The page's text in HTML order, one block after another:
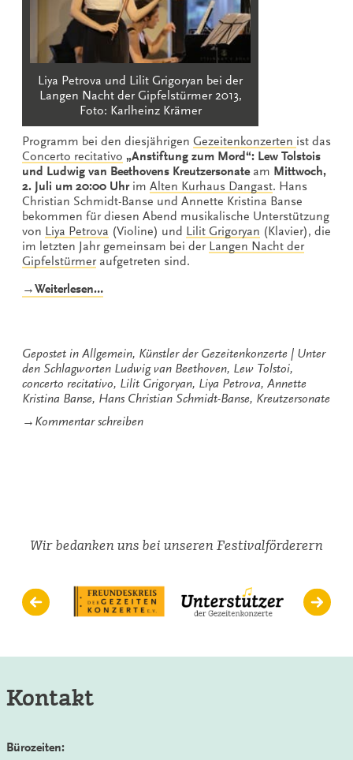
Liya Petrova und Lilit Grigoryan bei der
Langen Nacht der Gipfelstürmer 2013,
Foto: Karlheinz Krämer
Programm bei den diesjährigen Gezeitenkonzerten ist das
Concerto recitativo „Anstiftung zum Mord“: Lew Tolstois
und Ludwig van Beethovens Kreutzersonateam Mittwoch,
2. Juli um 20:00 Uhrim Alten Kurhaus Dangast. Hans
Christian Schmidt-Banse und Annette Kristina Banse
bekommen für diesen Abend musikalische Unterstützung
von Liya Petrova (Violine) und Lilit Grigoryan (Klavier), die
im letzten Jahr gemeinsam bei der Langen Nacht der
Gipfelstürmeraufgetreten sind.
→Weiterlesen…„„Anstiftung
Tolstois
und
Ludwig
van
Kreutzersonate“
Gepostet in Allgemein, Künstler der Gezeitenkonzerte
Unter
den Schlagworten Ludwig van Beethoven, Lew Tolstoi,
concerto recitativo, Lilit Grigoryan, Liya Petrova, Annette
Kristina Banse, Hans Christian Schmidt-Banse, Kreutzersonate
→ Kommentar schreibenzu
van
Wir bedanken uns bei unseren Festivalförderern
Kontakt
Bürozeiten: